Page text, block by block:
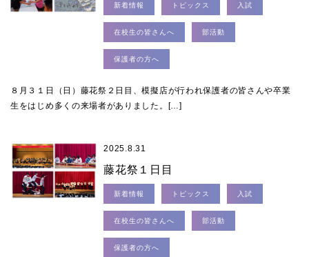
新着情報 トピックス 入試
在校生の皆さんへ 部活動
保護者の方へ
８月３１日（日）藤花祭２日目、模擬店が行われ保護者の皆さんや卒業
生をはじめ多くの来場者がありました。[…]
2025.8.31
藤花祭１日目
新着情報 トピックス 入試
在校生の皆さんへ 部活動
保護者の方へ